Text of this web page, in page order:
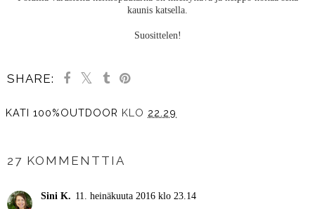
kaunis katsella.
Suosittelen!
SHARE:
KATI 100%OUTDOOR KLO 22.29
27 KOMMENTTIA
Sini K. 11. heinäkuuta 2016 klo 23.14